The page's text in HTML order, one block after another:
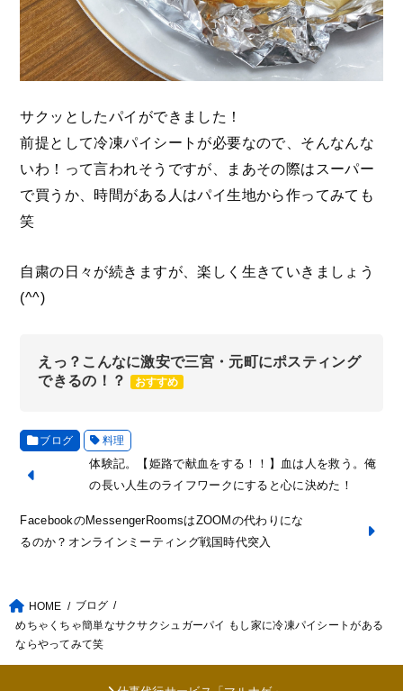
サクッとしたパイができました！
前提として冷凍パイシートが必要なので、そんなんな
いわ！って言われそうですが、まあその際はスーパー
で買うか、時間がある人はパイ生地から作ってみても
笑
自粛の日々が続きますが、楽しく生きていきましょう
(^^)
えっ？こんなに激安で三宮・元町にポスティング
できるの！？
おすすめ
ブログ 料理
体験記。【姫路で献血をする！！】血は人を救う。俺
の長い人生のライフワークにすると心に決めた！
FacebookのMessengerRoomsはZOOMの代わりにな
るのか？オンラインミーティング戦国時代突入
HOME
ブログ
めちゃくちゃ簡単なサクサクシュガーパイ もし家に冷凍パイシートがある
ならやってみて笑